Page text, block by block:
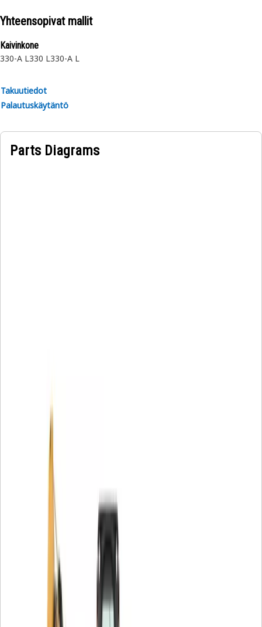
Yhteensopivat mallit
Kaivinkone
330-A L330 L330-A L
Takuutiedot
Palautuskäytäntö
Parts Diagrams